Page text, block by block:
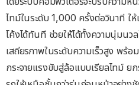
ไทม์ในระดับ 1,000 ครั้งต่อวินาที ให้
โค้งได้ทันที ช่วยให้ได้ทั้งความนุ่มนว
เสถียรภาพในระดับความเร็วสูง พร้
กระจายแรงขับสู่ล้อแบบเรียลไทม์ ย